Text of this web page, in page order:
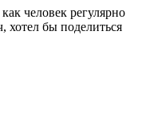
человек регулярно
хотел бы поделиться